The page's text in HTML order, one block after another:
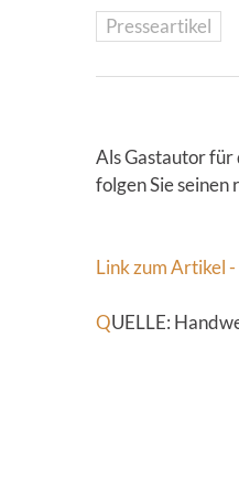
Presseartikel
Als Gastautor für
folgen Sie
Link zum Artikel
QUELLE: